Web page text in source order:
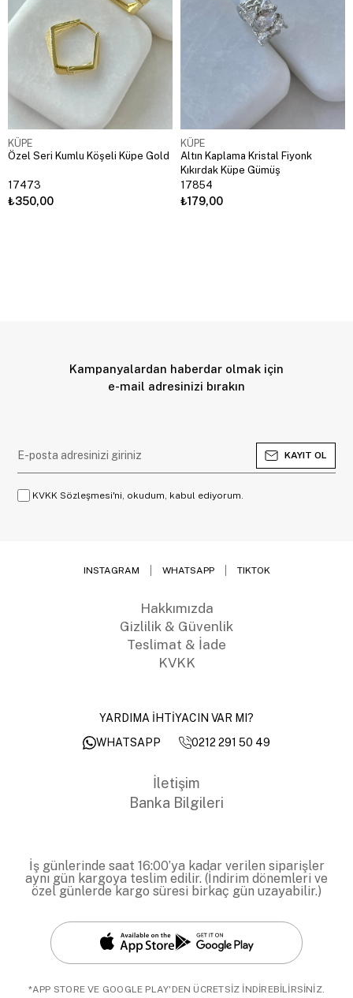
KÜPE
Özel Seri Kumlu Köşeli Küpe Gold
17473
₺350,00
KÜPE
Altın Kaplama Kristal Fiyonk
Kıkırdak Küpe Gümüş
17854
₺179,00
Kampanyalardan haberdar olmak için
e-mail adresinizi bırakın
KAYIT OL
KVKK Sözleşmesi'ni, okudum, kabul ediyorum.
INSTAGRAM WHATSAPP TIKTOK
Hakkımızda
Gizlilik & Güvenlik
Teslimat & İade
KVKK
YARDIMA İHTİYACIN VAR MI?
WHATSAPP
0212 291 50 49
İletişim
Banka Bilgileri
İş günlerinde saat 16:00’ya kadar verilen siparişler
aynı gün kargoya teslim edilir. (İndirim dönemleri ve
özel günlerde kargo süresi birkaç gün uzayabilir.)
*APP STORE VE GOOGLE PLAY'DEN ÜCRETSİZ İNDİREBİLİRSİNİZ.